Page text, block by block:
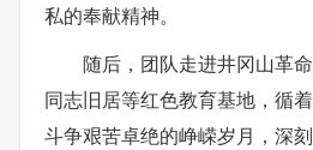
私的奉献精神。
随后，团队走进井冈山革
同志旧居等红色教育基地，循
斗争艰苦卓绝的峥嵘岁月，深